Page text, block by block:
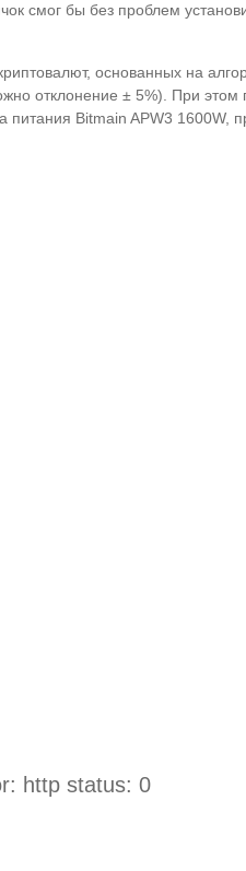
смог бы без проблем
основанных на
отклонение ± 5%). При
Bitmain APW3 1600W,
http status: 0